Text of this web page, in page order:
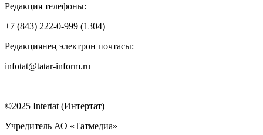
Редакция телефоны:
+7 (843) 222-0-999 (1304)
Редакциянең электрон почтасы:
infotat@tatar-inform.ru
©2025 Intertat (Интертат)
Учредитель АО «Татмедиа»